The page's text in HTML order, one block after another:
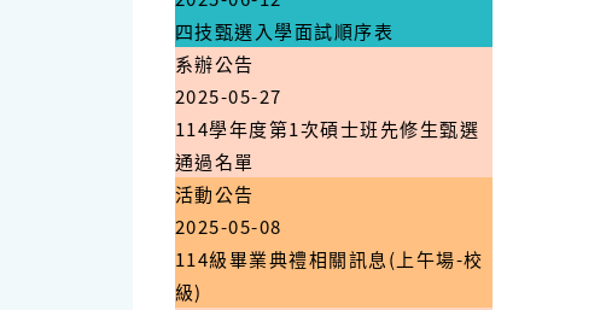
四技甄選入學面試順序表
系辦公告
2025-05-27
114學年度第1次碩士班先修生甄選
通過名單
活動公告
2025-05-08
114級畢業典禮相關訊息(上午場-校
級)